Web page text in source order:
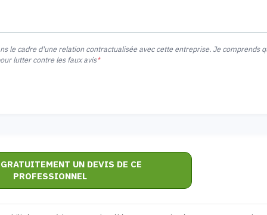
le cadre d'une relation contractualisée avec cette entreprise. Je comprends
lutter contre les faux avis*
UN DEVIS DE CE
PROFESSIONNEL